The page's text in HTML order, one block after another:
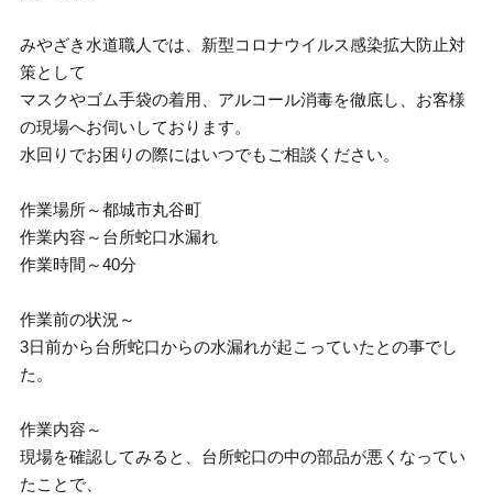
みやざき水道職人では、新型コロナウイルス感染拡大防止対
策として
マスクやゴム手袋の着用、アルコール消毒を徹底し、お客様
の現場へお伺いしております。
水回りでお困りの際にはいつでもご相談ください。
作業場所～都城市丸谷町
作業内容～台所蛇口水漏れ
作業時間～40分
作業前の状況～
3日前から台所蛇口からの水漏れが起こっていたとの事でし
た。
作業内容～
現場を確認してみると、台所蛇口の中の部品が悪くなってい
たことで、